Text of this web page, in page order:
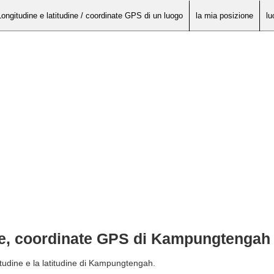
e latitudine / coordinate GPS di un luogo la mia posizione
coordinate GPS di Kampungtengah
e la latitudine di Kampungtengah.